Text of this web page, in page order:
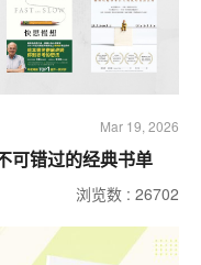
Mar 19, 2026
可错过的经典书单
浏览数 : 26702